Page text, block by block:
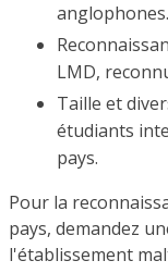
anglophones.
LMD,
Taille et
étudiants
pays.
Pour la
pays, demandez
l'établissement